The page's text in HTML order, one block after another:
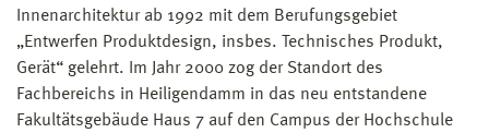
Innenarchitektur ab 1992 mit dem Berufungsgebiet
„Entwerfen Produktdesign, insbes. Technisches Produkt,
Gerät“ gelehrt. Im Jahr 2000 zog der Standort des
Fachbereichs in Heiligendamm in das neu entstandene
Fakultätsgebäude Haus 7 auf den Campus der Hochschule